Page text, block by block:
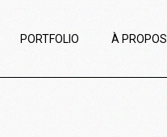
PORTFOLIO À PROPOS